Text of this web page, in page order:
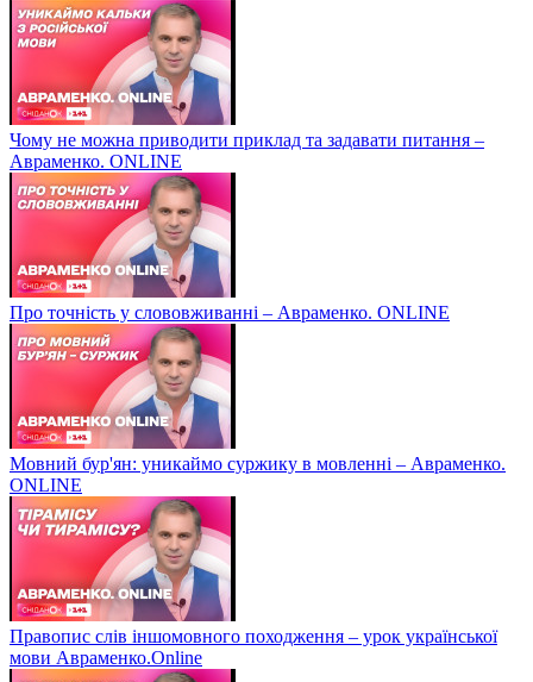
Чому не можна приводити приклад та задавати питання –
Авраменко. ONLINE
Про точність у слововживанні – Авраменко. ONLINE
Мовний бур'ян: уникаймо суржику в мовленні – Авраменко.
ONLINE
Правопис слів іншомовного походження – урок української
мови Авраменко.Online